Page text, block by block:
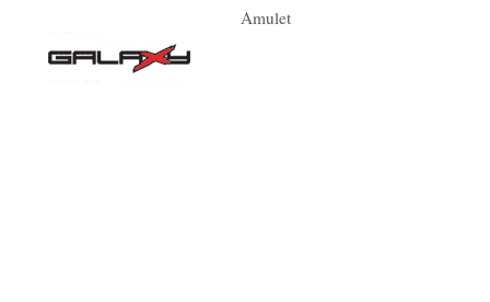
Amulet